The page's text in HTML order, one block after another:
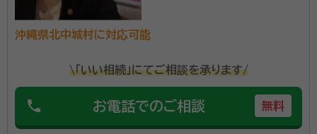
沖縄県北中城村に対応可能
\「いい相続」にてご相談を承ります/
phone お電話でのご相談 無料